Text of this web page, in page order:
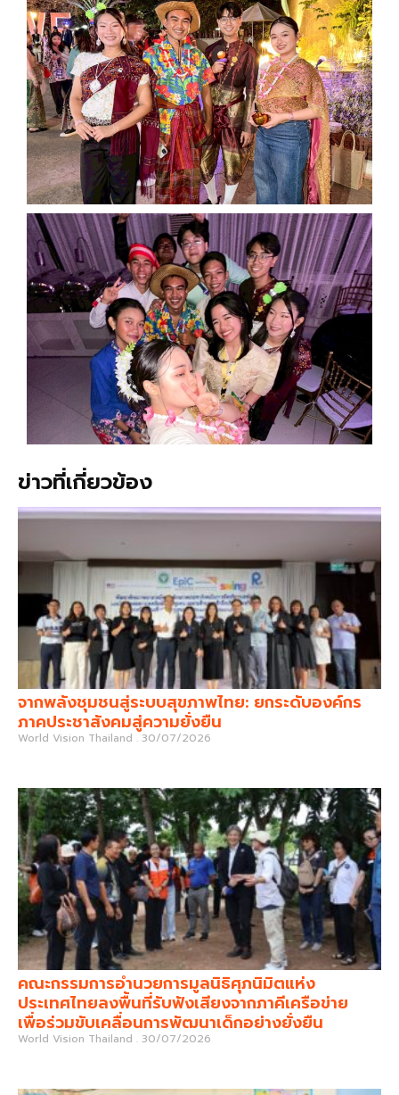
ข่าวที่เกี่ยวข้อง
จากพลังชุมชนสู่ระบบสุขภาพไทย: ยกระดับองค์กร
ภาคประชาสังคมสู่ความยั่งยืน
World Vision Thailand 30/07/2026
คณะกรรมการอำนวยการมูลนิธิศุภนิมิตแห่ง
ประเทศไทยลงพื้นที่รับฟังเสียงจากภาคีเครือข่าย
เพื่อร่วมขับเคลื่อนการพัฒนาเด็กอย่างยั่งยืน
World Vision Thailand 30/07/2026